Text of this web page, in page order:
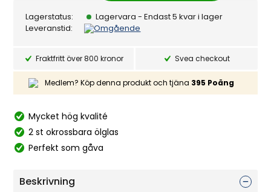
Glass
Lagerstatus: Lagervara- Endast 5 kvar i lager
Leveranstid:
Omgående
Fraktfritt över 800 kronor Svea checkout
Medlem? Köp denna produkt och tjäna 395 Poäng
Mycket hög kvalité
2 st okrossbara ölglas
Perfekt som gåva
Beskrivning